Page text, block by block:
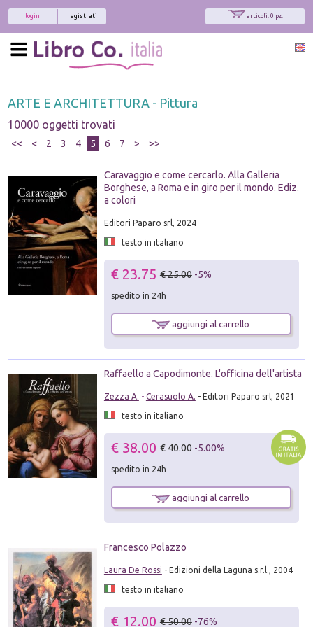
articoli: 0 pz.
registrati
login
ARTE E ARCHITETTURA - Pittura
10000 oggetti trovati
<< < 2 3 4 5 6 7 > >>
Caravaggio e come cercarlo. Alla Galleria
Borghese, a Roma e in giro per il mondo. Ediz.
a colori
Editori Paparo srl, 2024
testo in italiano
€ 23.75 € 25.00 -5%
spedito in 24h
aggiungi al carrello
Raffaello a Capodimonte. L'officina dell'artista
Zezza A. - Cerasuolo A. - Editori Paparo srl, 2021
testo in italiano
€ 38.00 € 40.00 -5.00%
spedito in 24h
aggiungi al carrello
Francesco Polazzo
Laura De Rossi - Edizioni della Laguna s.r.l., 2004
testo in italiano
€ 12.00 € 50.00 -76%